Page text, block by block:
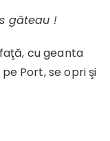
gâteau !
cu geanta
Port, se opri şi